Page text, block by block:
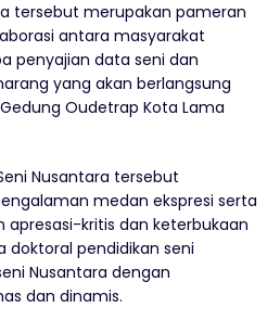
tersebut merupakan pameran
antara masyarakat
penyajian data seni dan
yang akan berlangsung
Oudetrap Kota Lama
Nusantara tersebut
medan ekspresi serta
apresasi-kritis dan keterbukaan
doktoral pendidikan seni
Nusantara dengan
dan dinamis.